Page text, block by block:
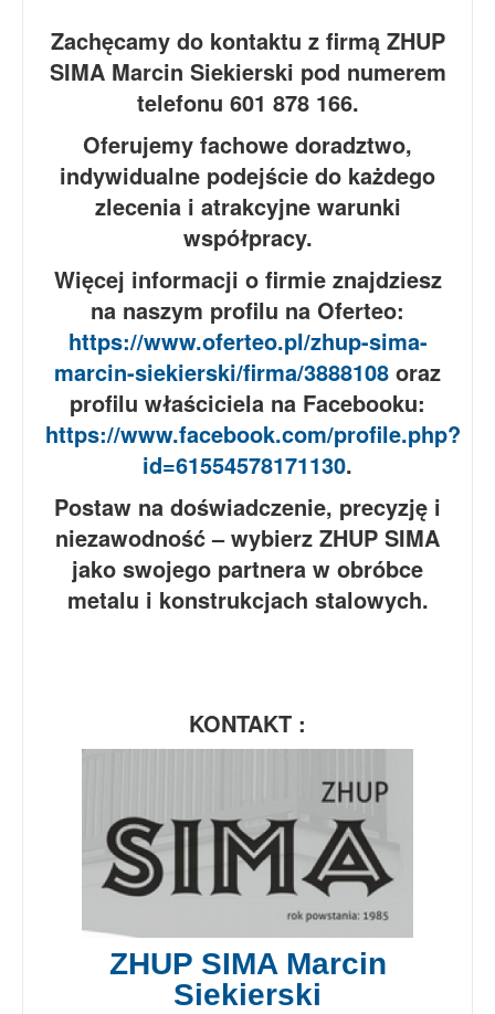
Zachęcamy do kontaktu z firmą ZHUP
SIMA Marcin Siekierski pod numerem
telefonu 601 878 166.
Oferujemy fachowe doradztwo,
indywidualne podejście do każdego
zlecenia i atrakcyjne warunki
współpracy.
Więcej informacji o firmie znajdziesz
na naszym profilu na Oferteo:
https://www.oferteo.pl/zhup-sima-
marcin-siekierski/firma/3888108 oraz
profilu właściciela na Facebooku:
https://www.facebook.com/profile.php?
id=61554578171130.
Postaw na doświadczenie, precyzję i
niezawodność – wybierz ZHUP SIMA
jako swojego partnera w obróbce
metalu i konstrukcjach stalowych.
KONTAKT :
ZHUP SIMA Marcin
Siekierski